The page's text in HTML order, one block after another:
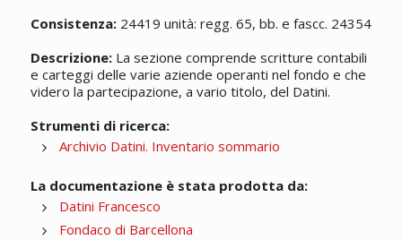
Consistenza:24419 unità: regg. 65, bb. e fascc. 24354
Descrizione:La sezione comprende scritture contabili
e carteggi delle varie aziende operanti nel fondo e che
videro la partecipazione, a vario titolo, del Datini.
Strumenti di ricerca:
Archivio Datini. Inventario sommario
La documentazione è stata prodotta da:
Datini Francesco
Fondaco di Barcellona